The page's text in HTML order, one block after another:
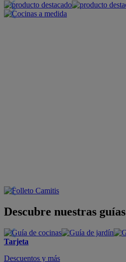
Descubre nuestras guías
Tarjeta
Descuentos y más